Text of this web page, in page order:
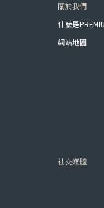
關於我們
什麼是
網站地圖
社交媒體